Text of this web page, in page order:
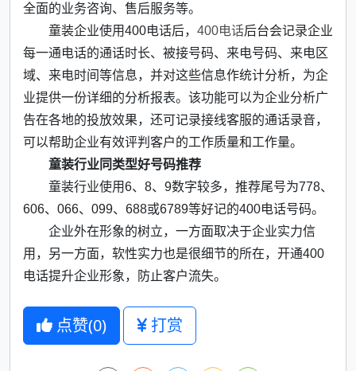
全面的业务咨询、售后服务等。
童装企业使用400电话后， 400电话后台会记录企业
每一通电话的通话时长、被接号码、来电号码、来电区
域、来电时间等信息，并对这些信息作统计分析，为企
业提供一份详细的分析报表。该功能可以为企业分析广
告在各地的投放效果，还可记录接线客服的通话录音，
可以帮助企业有效评判客户的工作质量和工作量。
童装行业同类型好号码推荐
童装行业使用6、8、9数字较多，推荐尾号为778、
606、066、099、688或6789等好记的400电话号码。
企业外在形象的树立，一方面取决于企业实力信
用，另一方面，软性实力也是很细节的所在，开通400
电话提升企业形象，防止客户流失。
点赞(0) 打赏